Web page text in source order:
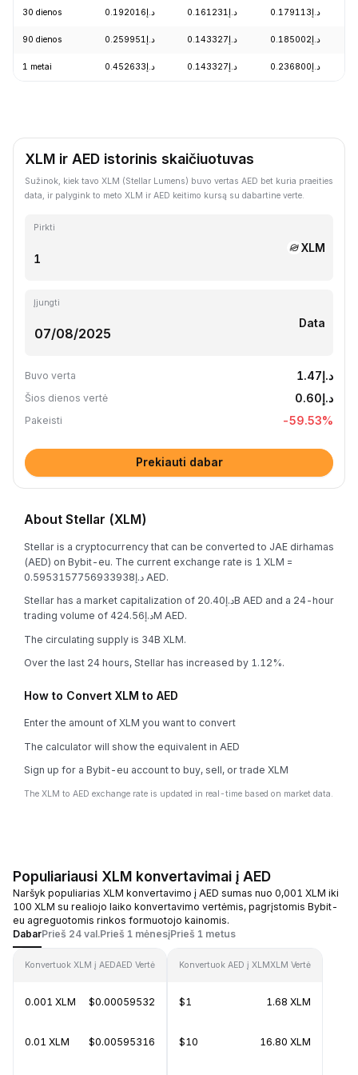
30 dienos د.إ0.192016 د.إ0.161231 د.إ0.179113
90 dienos د.إ0.259951 د.إ0.143327 د.إ0.185002
1 metai د.إ0.452633 د.إ0.143327 د.إ0.236800
XLM ir AED istorinis skaičiuotuvas
Sužinok, kiek tavo XLM (Stellar Lumens) buvo vertas AED bet kuria praeities
data, ir palygink to meto XLM ir AED keitimo kursą su dabartine verte.
Pirkti
XLM
Įjungti
Data
Buvo verta د.إ1.47
Šios dienos vertė د.إ0.60
Pakeisti -59.53%
Prekiauti dabar
About Stellar (XLM)
Stellar is a cryptocurrency that can be converted to JAE dirhamas
(AED) on Bybit-eu. The current exchange rate is 1 XLM =
د.إ0.5953157756933938 AED.
Stellar has a market capitalization of د.إ20.40B AED and a 24-hour
trading volume of د.إ424.56M AED.
The circulating supply is 34B XLM.
Over the last 24 hours, Stellar has increased by 1.12%.
How to Convert XLM to AED
Enter the amount of XLM you want to convert
The calculator will show the equivalent in AED
Sign up for a Bybit-eu account to buy, sell, or trade XLM
The XLM to AED exchange rate is updated in real-time based on market data.
Populiariausi XLM konvertavimai į AED
Naršyk populiarias XLM konvertavimo į AED sumas nuo 0,001 XLM iki
100 XLM su realiojo laiko konvertavimo vertėmis, pagrįstomis Bybit-
eu agreguotomis rinkos formuotojo kainomis.
DabarPrieš 24 val.Prieš 1 mėnesįPrieš 1 metus
Konvertuok XLM į AEDAED Vertė
0.001 XLM $0.00059532
0.01 XLM $0.00595316
Konvertuok AED į XLMXLM Vertė
$1 1.68 XLM
$10 16.80 XLM